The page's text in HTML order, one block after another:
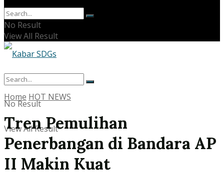
No Result
View All Result
No Result
View All Result
Home HOT NEWS
Tren Pemulihan
Penerbangan di Bandara AP
II Makin Kuat